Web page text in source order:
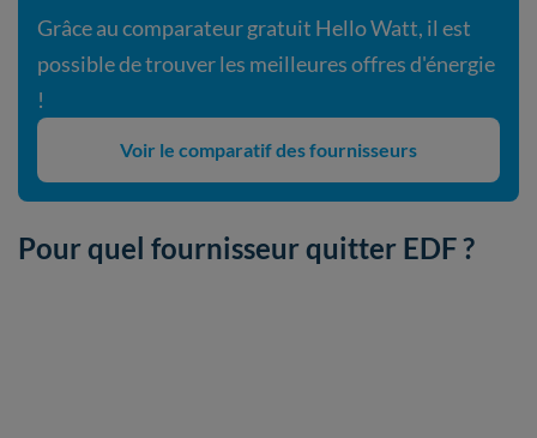
Grâce au comparateur gratuit Hello Watt, il est
possible de trouver les meilleures offres d'énergie
!
Voir le comparatif des fournisseurs
Pour quel fournisseur quitter EDF ?